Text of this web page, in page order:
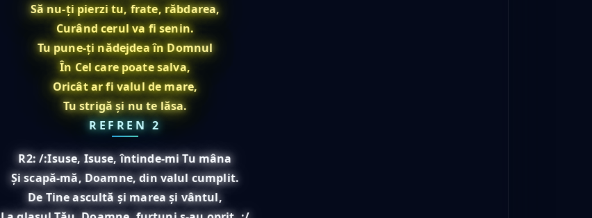
Să nu-ți pierzi tu, frate, răbdarea,
Curând cerul va fi senin.
Tu pune-ți nădejdea în Domnul
În Cel care poate salva,
Oricât ar fi valul de mare,
Tu strigă și nu te lăsa.
REFREN 2
R2: /:Isuse, Isuse, întinde-mi Tu mâna
Și scapă-mă, Doamne, din valul cumplit.
De Tine ascultă și marea și vântul,